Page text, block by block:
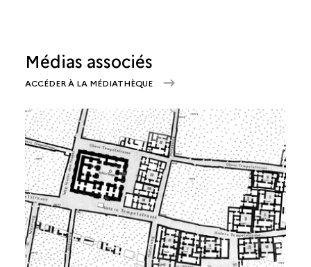
Médias associés
ACCÉDER À LA MÉDIATHÈQUE